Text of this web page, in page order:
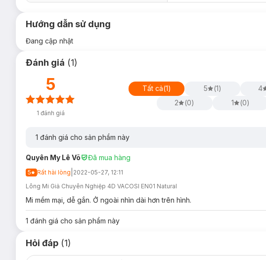
Hướng dẫn sử dụng
Đang cập nhật
Đánh giá (1)
5
1 đánh giá
Tất cả(1) 5 (1) 4
2
(0) 1 (0)
1 đánh giá cho sản phẩm này
Quyên My Lê Võ Đã mua hàng
5 Rất hài lòng 2022-05-27, 12:11
Lông Mi Giả Chuyên Nghiệp 4D VACOSI EN01 Natural
Mi mềm mại, dễ gắn. Ở ngoài nhìn dài hơn trên hình.
1 đánh giá cho sản phẩm này
Hỏi đáp (1)